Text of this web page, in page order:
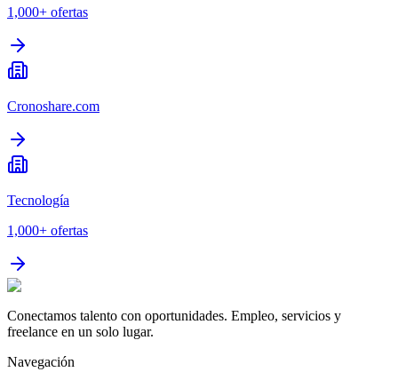
1,000+ ofertas
Cronoshare.com
Tecnología
1,000+ ofertas
Conectamos talento con oportunidades. Empleo, servicios y
freelance en un solo lugar.
Navegación